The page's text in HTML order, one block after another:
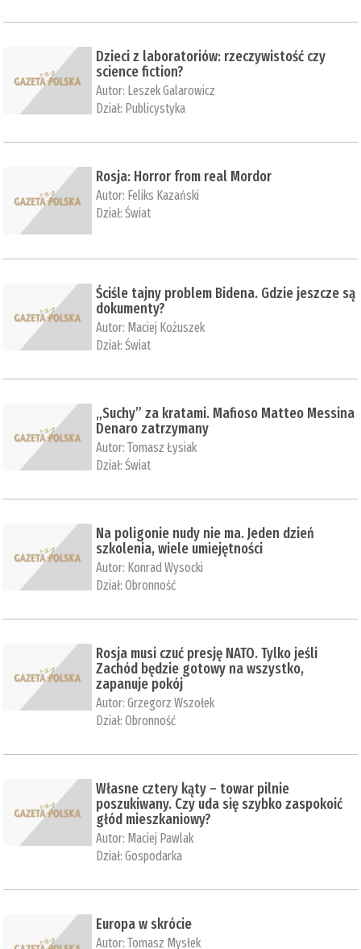
Dzieci z laboratoriów: rzeczywistość czy
science fiction?
Autor: Leszek Galarowicz
Dział: Publicystyka
Rosja: Horror from real Mordor
Autor: Feliks Kazański
Dział:Świat
Ściśle tajny problem Bidena. Gdzie jeszcze są
dokumenty?
Autor: Maciej Kożuszek
Dział:Świat
„Suchy” za kratami. Mafioso Matteo Messina
Denaro zatrzymany
Autor:Tomasz Łysiak
Dział:Świat
Na poligonie nudy nie ma. Jeden dzień
szkolenia, wiele umiejętności
Autor: Konrad Wysocki
Dział:Obronność
Rosja musi czuć presję NATO. Tylko jeśli
Zachód będzie gotowy na wszystko,
zapanuje pokój
Autor:Grzegorz Wszołek
Dział:Obronność
Własne cztery kąty – towar pilnie
poszukiwany. Czy uda się szybko zaspokoić
głód mieszkaniowy?
Autor: Maciej Pawlak
Dział:Gospodarka
Europa w skrócie
Autor:Tomasz Mysłek